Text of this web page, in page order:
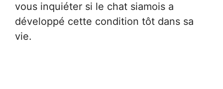
vous inquiéter si le chat siamois a
développé cette condition tôt dans sa
vie.